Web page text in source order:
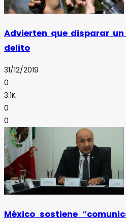
Advierten que disparar
delito
31/12/2019
0
3.1K
0
0
México sostiene